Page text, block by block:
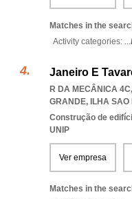
Matches in the
Activity categories: ...
Janeiro E
R DA MECÂNICA
GRANDE, ILHA
Construção de
UNIP
Ver empresa
Matches in the